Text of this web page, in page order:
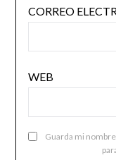
CORREO
WEB
Guarda mi